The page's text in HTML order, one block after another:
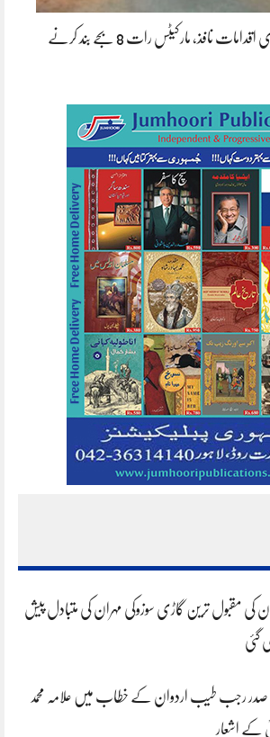
پنجاب میں کفایت شعاری اقدامات نافذ، مارکیٹس رات 8 بجے بند کرنے
کی مقبول ترین گاڑی سوزوکی مہران کی متبادل پیش
گئی
رجب طیب اردوان کے خطاب میں علامہ محمد
کے اشعار